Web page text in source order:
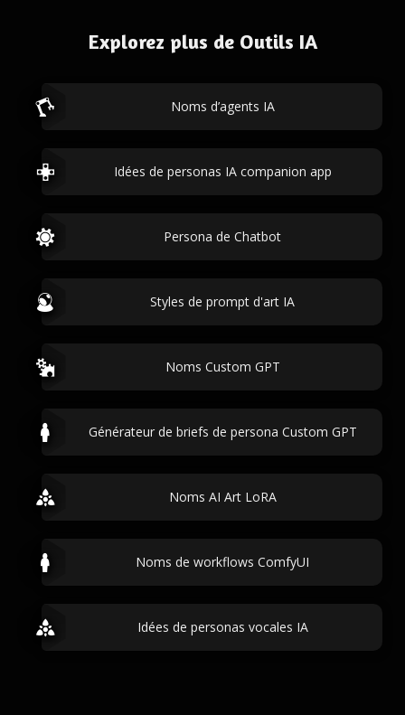
Explorez plus de Outils IA
Noms d’agents IA
Idées de personas IA companion app
Persona de Chatbot
Styles de prompt d'art IA
Noms Custom GPT
Générateur de briefs de persona Custom GPT
Noms AI Art LoRA
Noms de workflows ComfyUI
Idées de personas vocales IA